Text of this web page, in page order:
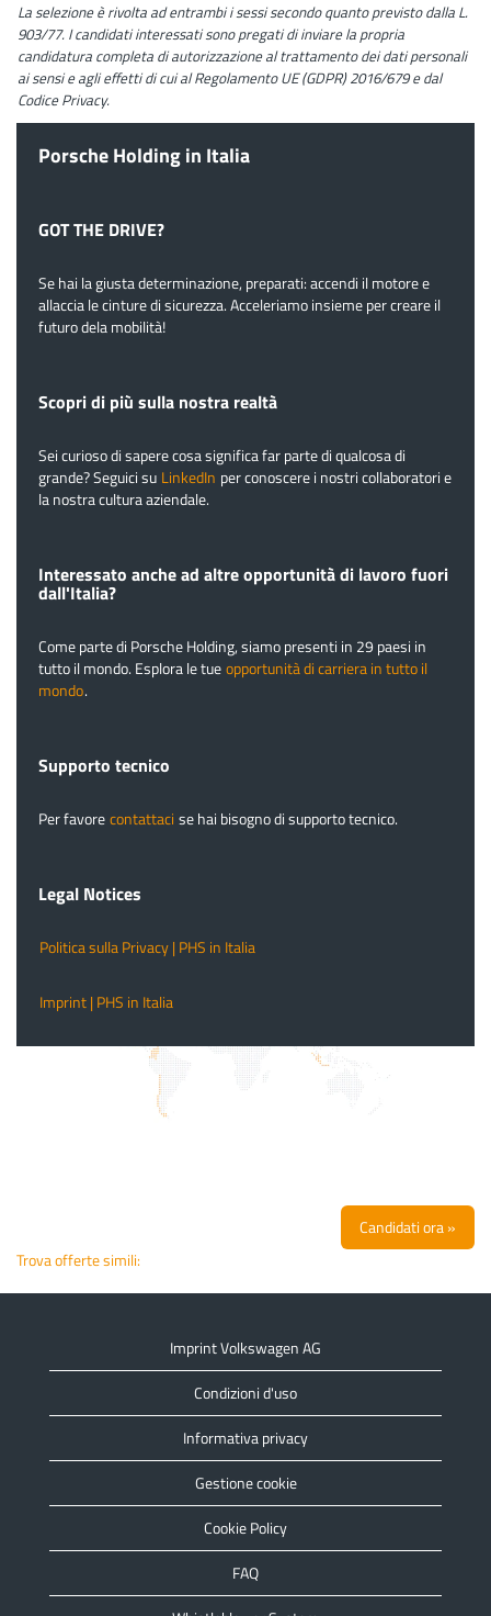
La selezione è rivolta ad entrambi i sessi secondo quanto previsto dalla L.
903/77. I candidati interessati sono pregati di inviare la propria
candidatura completa di autorizzazione al trattamento dei dati personali
ai sensi e agli effetti di cui al Regolamento UE (GDPR) 2016/679 e dal
Codice Privacy.
Porsche Holding in Italia
GOT THE DRIVE?
Se hai la giusta determinazione, preparati: accendi il motore e
allaccia le cinture di sicurezza. Acceleriamo insieme per creare il
futuro dela mobilità!
Scopri di più sulla nostra realtà
Sei curioso di sapere cosa significa far parte di qualcosa di
grande? Seguici su LinkedIn per conoscere i nostri collaboratori e
la nostra cultura aziendale.
Interessato anche ad altre opportunità di lavoro fuori
dall'Italia?
Come parte di Porsche Holding, siamo presenti in 29 paesi in
tutto il mondo. Esplora le tueopportunità di carriera in tutto il
mondo.
Supporto tecnico
Per favorecontattaci se hai bisogno di supporto tecnico.
Legal Notices
Politica sulla Privacy | PHS in Italia
Imprint | PHS in Italia
Candidati ora »
Trova offerte simili:
Imprint Volkswagen AG
Condizioni d'uso
Informativa privacy
Gestione cookie
Cookie Policy
FAQ